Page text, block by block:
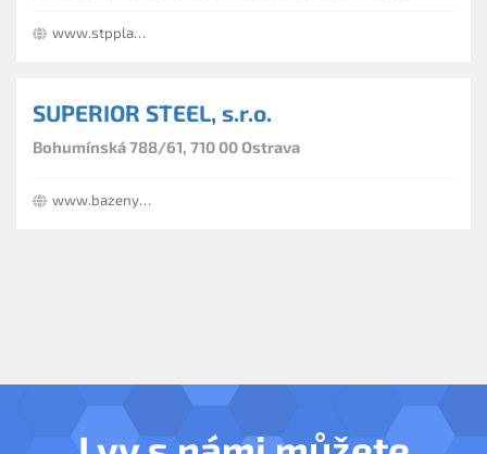
montáž vložek starších bazénů, dodávka příslušenství
(skimmer, trysky, filtrace). Dodáváme a montujeme potrubní
www.stpplast.cz
SUPERIOR STEEL, s.r.o.
Bohumínská 788/61, 710 00 Ostrava
www.bazenyznerezu.cz